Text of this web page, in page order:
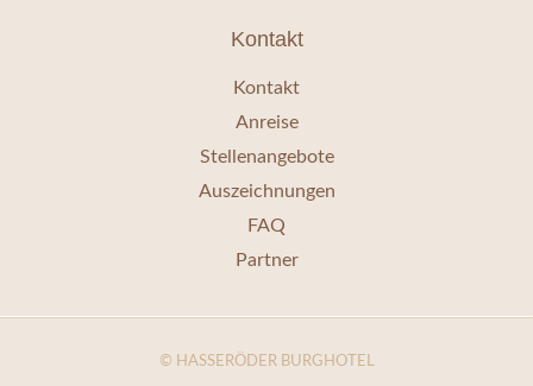
Kontakt
Kontakt
Anreise
Stellenangebote
Auszeichnungen
FAQ
Partner
© HASSERÖDER BURGHOTEL